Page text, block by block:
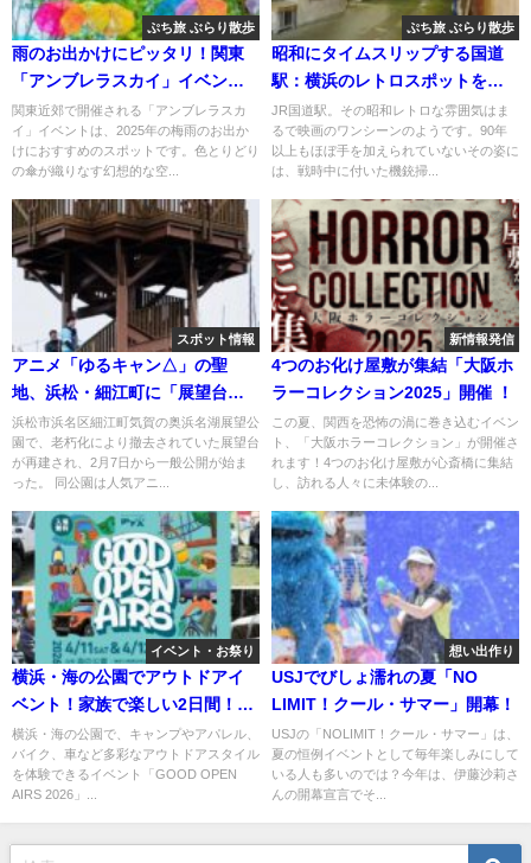
ぷち旅 ぶらり散歩
雨のお出かけにピッタリ！関東
「アンブレラスカイ」イベント6
選
関東近郊で開催される「アンブレラスカ
イ」イベントは、2025年の梅雨のお出か
けにおすすめのスポットです。色とりどり
の傘が織りなす幻想的な空...
ぷち旅 ぶらり散歩
昭和にタイムスリップする国道
駅：横浜のレトロスポットを探
索する！
JR国道駅。その昭和レトロな雰囲気はま
るで映画のワンシーンのようです。90年
以上もほぼ手を加えられていないその姿に
は、戦時中に付いた機銃掃...
スポット情報
アニメ「ゆるキャン△」の聖
地、浜松・細江町に「展望台」
が復活！
浜松市浜名区細江町気賀の奥浜名湖展望公
園で、老朽化により撤去されていた展望台
が再建され、2月7日から一般公開が始ま
った。 同公園は人気アニ...
新情報発信
4つのお化け屋敷が集結「大阪ホ
ラーコレクション2025」開催 ！
この夏、関西を恐怖の渦に巻き込むイベン
ト、「大阪ホラーコレクション」が開催さ
れます！4つのお化け屋敷が心斎橋に集結
し、訪れる人々に未体験の...
イベント・お祭り
横浜・海の公園でアウトドアイ
ベント！家族で楽しい2日間！
4/11日～
横浜・海の公園で、キャンプやアパレル、
バイク、車など多彩なアウトドアスタイル
を体験できるイベント「GOOD OPEN
AIRS 2026」...
想い出作り
USJでびしょ濡れの夏「NO
LIMIT！クール・サマー」開幕！
USJの「NOLIMIT！クール・サマー」は、
夏の恒例イベントとして毎年楽しみにして
いる人も多いのでは？今年は、伊藤沙莉さ
んの開幕宣言でそ...